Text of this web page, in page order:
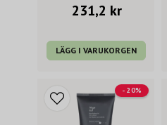
231,2 kr
LÄGG I VARUKORGEN
- 20%